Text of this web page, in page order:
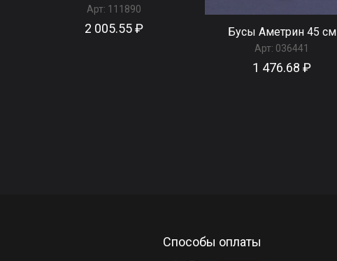
Арт: 111890
2 005.55 ₽ Бусы Аметрин 45 см
Арт: 036441
1 476.68 ₽
Способы оплаты